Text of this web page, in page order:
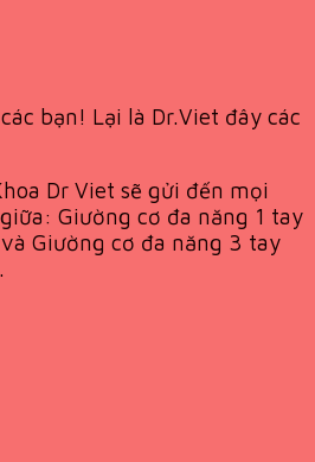
bạn! Lại là Dr.Viet đây các
Dr Viet sẽ gửi đến mọi
Giường cơ đa năng 1 tay
Giường cơ đa năng 3 tay